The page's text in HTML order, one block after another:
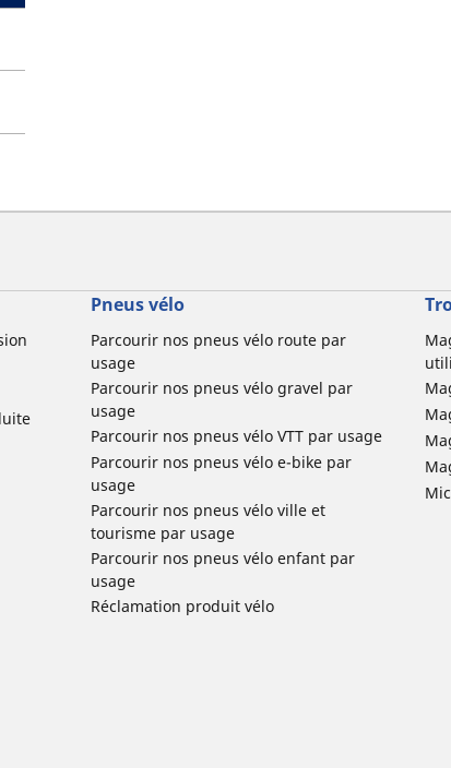
Pneus vélo
Parcourir nos pneus vélo route par
usage
Parcourir nos pneus vélo gravel par
usage
Parcourir nos pneus vélo VTT par usage
Parcourir nos pneus vélo e-bike par
usage
Parcourir nos pneus vélo ville et
tourisme par usage
Parcourir nos pneus vélo enfant par
usage
Réclamation produit vélo